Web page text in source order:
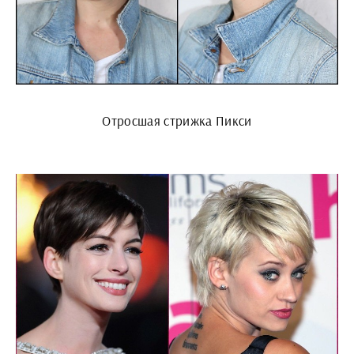
Отросшая стрижка Пикси